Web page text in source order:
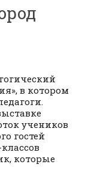
в котором
учеников
гостей
которые